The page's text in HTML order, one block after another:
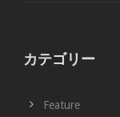
カテゴリー
Feature